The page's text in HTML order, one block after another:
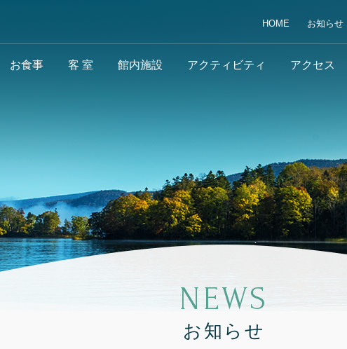
HOME お知らせ
お食事 客 室 館内施設 アクティビティ アクセス
NEWS
お知らせ